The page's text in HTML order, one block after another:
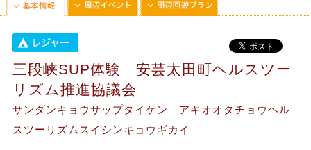
三段峡SUP体験 安芸太田町ヘルスツー
リズム推進協議会
サンダンキョウサップタイケン アキオオタチョウヘル
スツーリズムスイシンキョウギカイ